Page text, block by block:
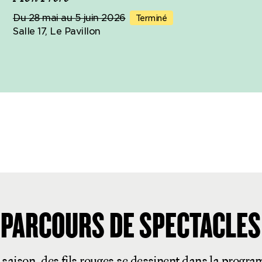
Du 28 mai au 5 juin 2026 Terminé
Salle 17, Le Pavillon
PARCOURS DE SPECTACLES